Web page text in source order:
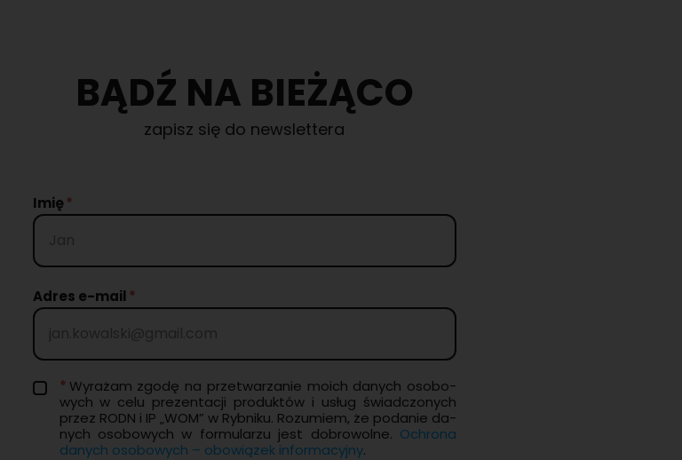
BĄDŹ NA BIEŻĄCO
zapisz się do newslettera
Imię
Adres e-mail
Wy­ra­żam zgodę na prze­twa­rza­nie moich da­nych oso­bo­
wych w celu pre­zen­ta­cji pro­duk­tów i usług świad­czo­nych
przez RODN i IP „WOM” w Ryb­ni­ku. Ro­zu­miem, że po­da­nie da­
nych oso­bo­wych w for­mu­la­rzu jest do­bro­wol­ne. Ochro­na
da­nych oso­bo­wych – obo­wią­zek in­for­ma­cyj­ny.